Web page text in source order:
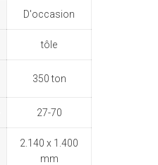
D'occasion
tôle
350 ton
27-70
2.140 x 1.400
mm